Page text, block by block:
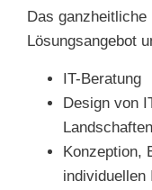
Das
Lösungsangebot
IT-Beratung
Design von
Landschaften
Konzeption,
individuellen